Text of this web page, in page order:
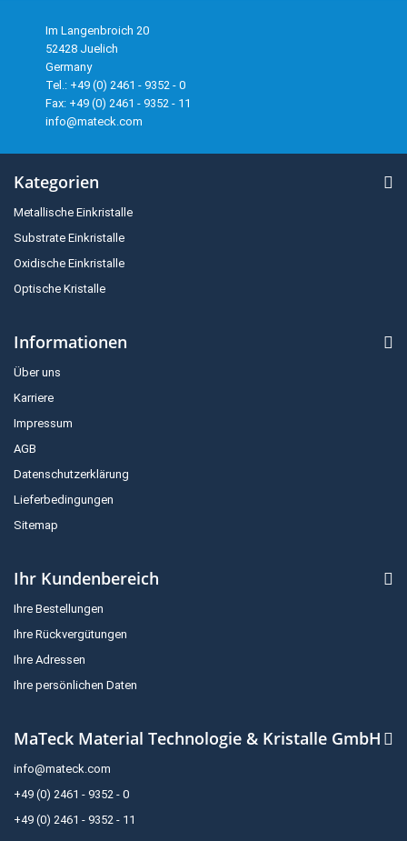
Im Langenbroich 20
52428 Juelich
Germany
Tel.: +49 (0) 2461 - 9352 - 0
Fax: +49 (0) 2461 - 9352 - 11
info@mateck.com
Kategorien
Metallische Einkristalle
Substrate Einkristalle
Oxidische Einkristalle
Optische Kristalle
Informationen
Über uns
Karriere
Impressum
AGB
Datenschutzerklärung
Lieferbedingungen
Sitemap
Ihr Kundenbereich
Ihre Bestellungen
Ihre Rückvergütungen
Ihre Adressen
Ihre persönlichen Daten
MaTeck Material Technologie & Kristalle GmbH
info@mateck.com
+49 (0) 2461 - 9352 - 0
+49 (0) 2461 - 9352 - 11